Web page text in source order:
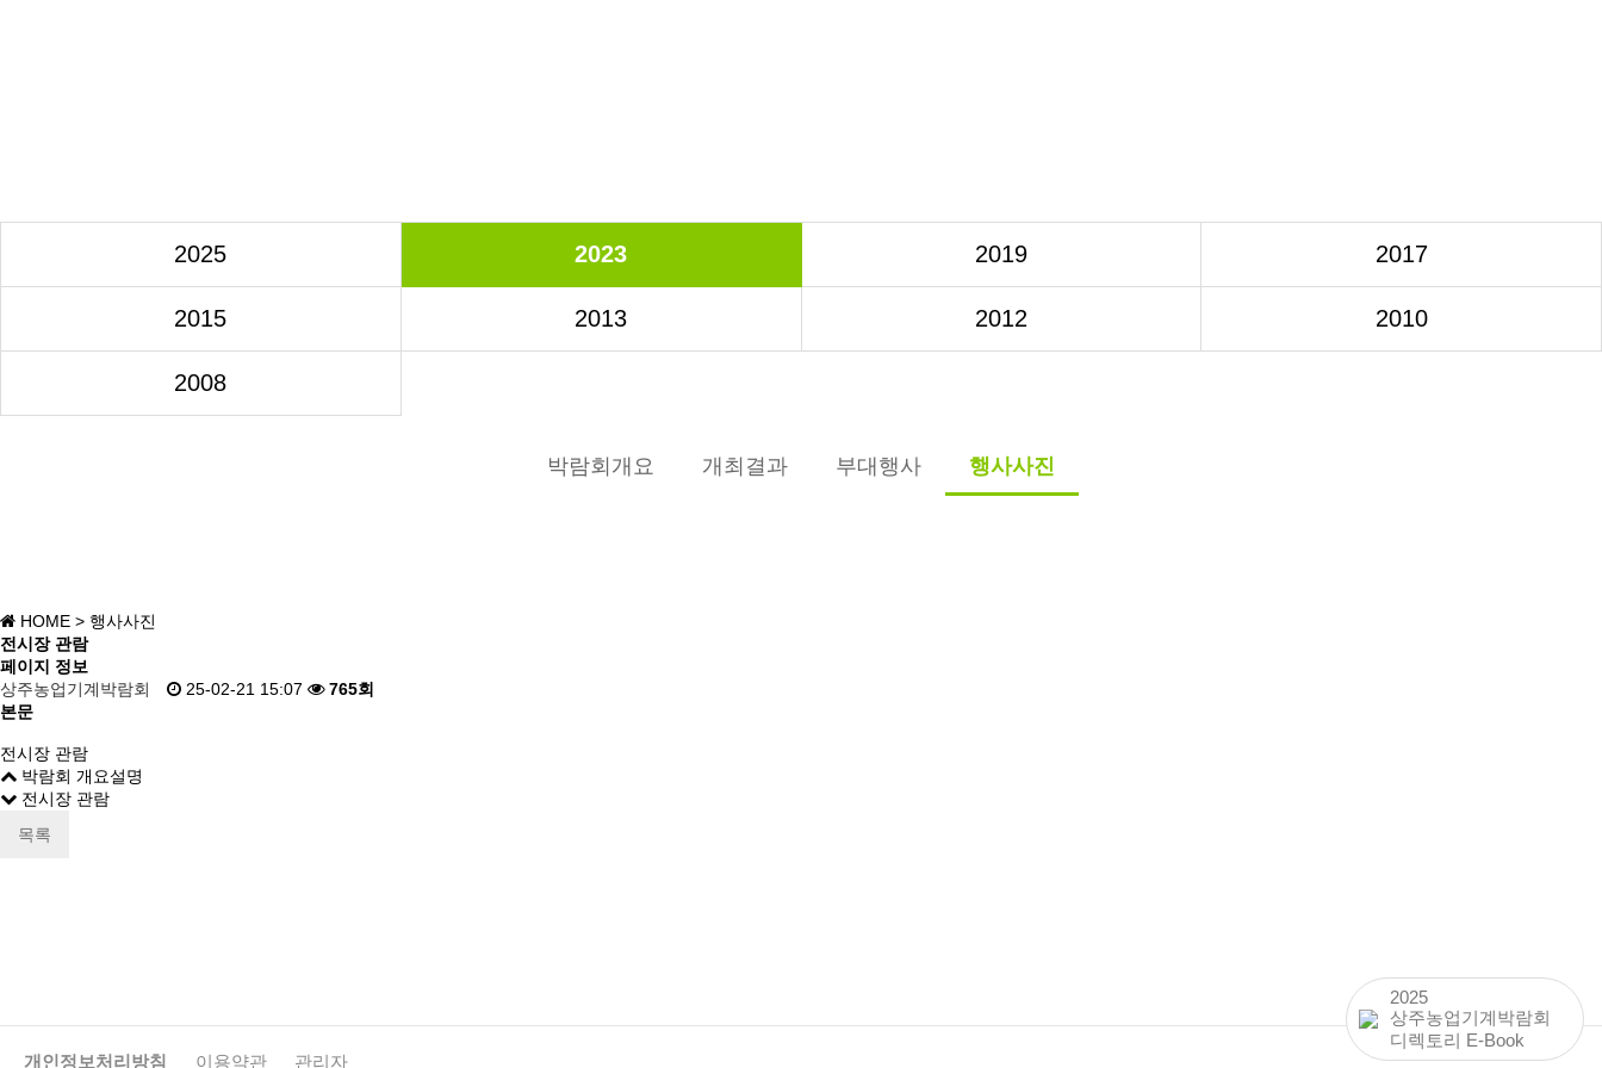
2025 2023 2019 2017
2015 2013 2012 2010
2008
박람회개요 개최결과 부대행사 행사사진
HOME > 행사사진
전시장 관람
페이지 정보
상주농업기계박람회
25-02-21 15:07
765회
본문
전시장 관람
박람회 개요설명
전시장 관람
목록
개인정보처리방침 이용약관 관리자
2025
상주농업기계박람회
디렉토리 E-Book